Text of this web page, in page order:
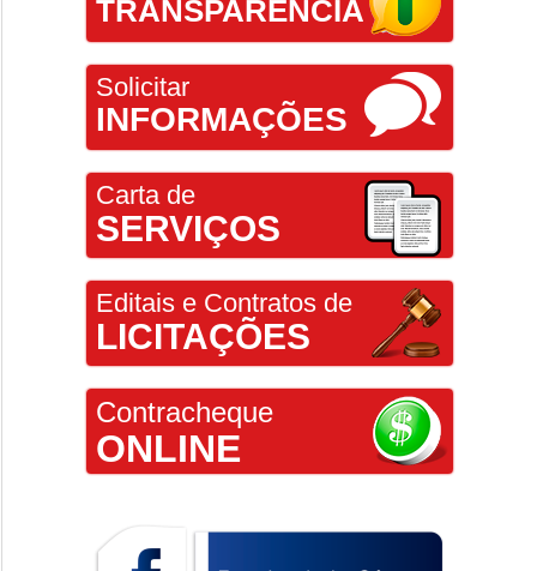
TRANSPARÊNCIA
Solicitar
INFORMAÇÕES
Carta de
SERVIÇOS
Editais e Contratos de
LICITAÇÕES
Contracheque
ONLINE